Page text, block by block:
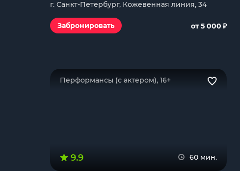
г. Санкт-Петербург, Кожевенная линия, 34
Забронировать от 5 000 ₽
Перформансы (с актером), 16+
9.9 60 мин.